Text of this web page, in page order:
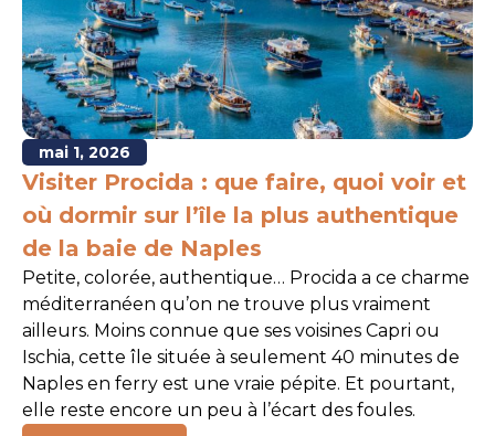
mai 1, 2026
Visiter Procida : que faire, quoi voir et
où dormir sur l’île la plus authentique
de la baie de Naples
Petite, colorée, authentique… Procida a ce charme
méditerranéen qu’on ne trouve plus vraiment
ailleurs. Moins connue que ses voisines Capri ou
Ischia, cette île située à seulement 40 minutes de
Naples en ferry est une vraie pépite. Et pourtant,
elle reste encore un peu à l’écart des foules.